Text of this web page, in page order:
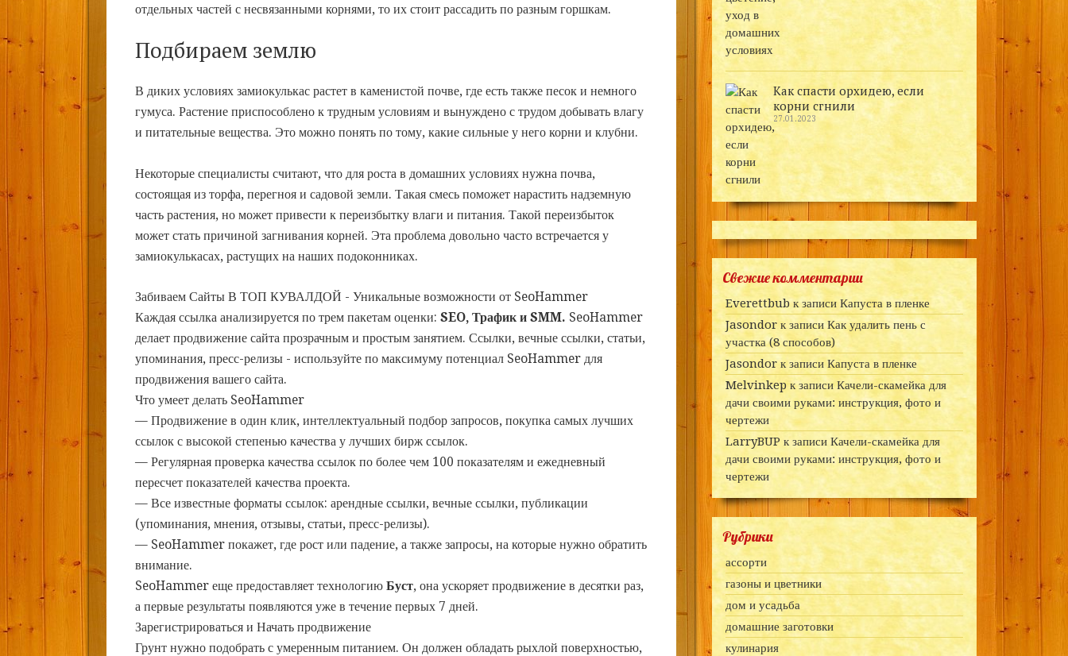
отдельных частей с несвязанными корнями, то их стоит рассадить по разным горшкам.
Подбираем землю
В диких условиях замиокулькас растет в каменистой почве, где есть также песок и немного
гумуса. Растение приспособлено к трудным условиям и вынуждено с трудом добывать влагу
и питательные вещества. Это можно понять по тому, какие сильные у него корни и клубни.
Некоторые специалисты считают, что для роста в домашних условиях нужна почва,
состоящая из торфа, перегноя и садовой земли. Такая смесь поможет нарастить надземную
часть растения, но может привести к переизбытку влаги и питания. Такой переизбыток
может стать причиной загнивания корней. Эта проблема довольно часто встречается у
замиокулькасах, растущих на наших подоконниках.
Забиваем Сайты В ТОП КУВАЛДОЙ - Уникальные возможности от SeoHammer
Каждая ссылка анализируется по трем пакетам оценки:SEO, Трафик и SMM. SeoHammer
делает продвижение сайта прозрачным и простым занятием. Ссылки, вечные ссылки, статьи,
упоминания, пресс-релизы - используйте по максимуму потенциал SeoHammer для
продвижения вашего сайта.
Что умеет делать SeoHammer
— Продвижение в один клик, интеллектуальный подбор запросов, покупка самых лучших
ссылок с высокой степенью качества у лучших бирж ссылок.
— Регулярная проверка качества ссылок по более чем 100 показателям и ежедневный
пересчет показателей качества проекта.
— Все известные форматы ссылок: арендные ссылки, вечные ссылки, публикации
(упоминания, мнения, отзывы, статьи, пресс-релизы).
— SeoHammer покажет, где рост или падение, а также запросы, на которые нужно обратить
внимание.
SeoHammer еще предоставляет технологиюБуст, она ускоряет продвижение в десятки раз,
а первые результаты появляются уже в течение первых 7 дней.
Зарегистрироваться и Начать продвижение
Грунт нужно подобрать с умеренным питанием. Он должен обладать рыхлой поверхностью,
Как спасти орхидею, если
корни сгнили
27.01.2023
Свежие комментарии
Everettbubк записи Капуста в пленке
Jasondorк записиКак удалить пень с
участка (8 способов)
Jasondorк записи Капуста в пленке
Melvinkepк записи Качели-скамейка для
дачи своими руками: инструкция, фото и
чертежи
LarryBUP к записи Качели-скамейка для
дачи своими руками: инструкция, фото и
чертежи
Рубрики
ассорти
газоны и цветники
дом и усадьба
домашние заготовки
кулинария